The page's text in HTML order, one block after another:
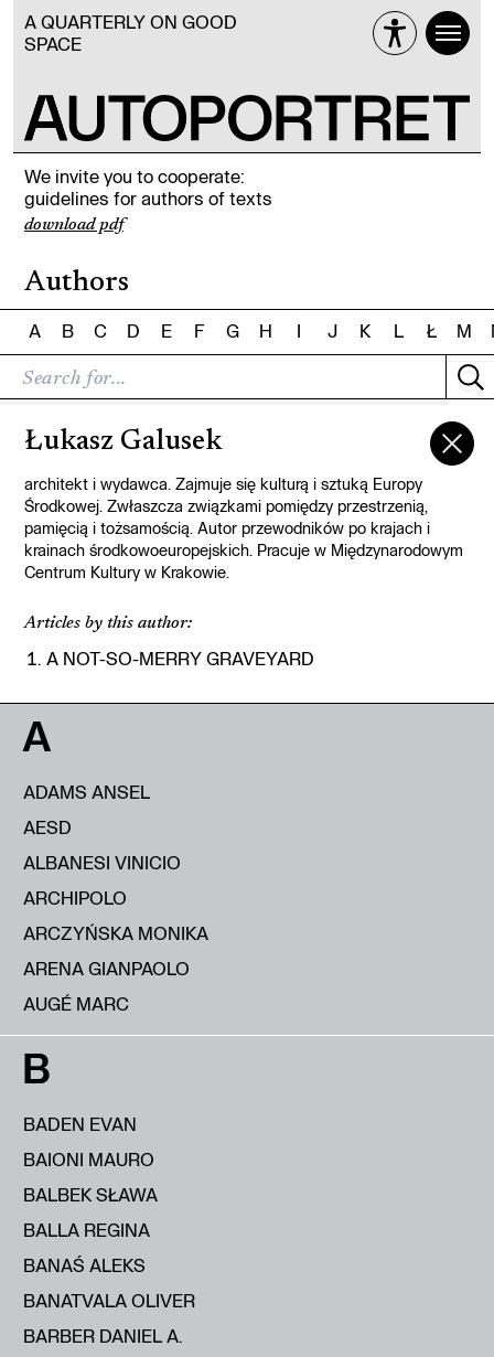
A QUARTERLY ON GOOD
SPACE
We invite you to cooperate:
guidelines for authors of texts
download pdf
Authors
A B C D E F G H I J K L Ł M
Łukasz Galusek
architekt i wydawca. Zajmuje się kulturą i sztuką Europy
Środkowej. Zwłaszcza związkami pomiędzy przestrzenią,
pamięcią i tożsamością. Autor przewodników po krajach i
krainach środkowoeuropejskich. Pracuje w Międzynarodowym
Centrum Kultury w Krakowie.
Articles by this author:
A NOT-SO-MERRY GRAVEYARD
A
ADAMS ANSEL
AESD
ALBANESI VINICIO
ARCHIPOLO
ARCZYŃSKA MONIKA
ARENA GIANPAOLO
AUGÉ MARC
B
BADEN EVAN
BAIONI MAURO
BALBEK SŁAWA
BALLA REGINA
BANAŚ ALEKS
BANATVALA OLIVER
BARBER DANIEL A.